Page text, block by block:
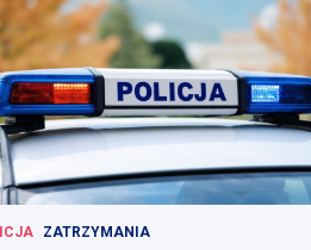
ZATRZYMANIA